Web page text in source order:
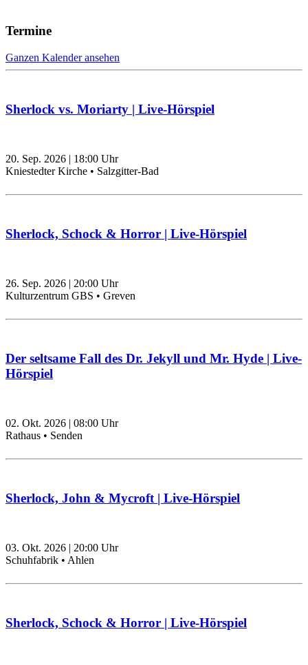
Termine
Ganzen Kalender ansehen
Sherlock vs. Moriarty | Live-Hörspiel
20. Sep. 2026 | 18:00 Uhr
Kniestedter Kirche • Salzgitter-Bad
Sherlock, Schock & Horror | Live-Hörspiel
26. Sep. 2026 | 20:00 Uhr
Kulturzentrum GBS • Greven
Der seltsame Fall des Dr. Jekyll und Mr. Hyde | Live-
Hörspiel
02. Okt. 2026 | 08:00 Uhr
Rathaus • Senden
Sherlock, John & Mycroft | Live-Hörspiel
03. Okt. 2026 | 20:00 Uhr
Schuhfabrik • Ahlen
Sherlock, Schock & Horror | Live-Hörspiel